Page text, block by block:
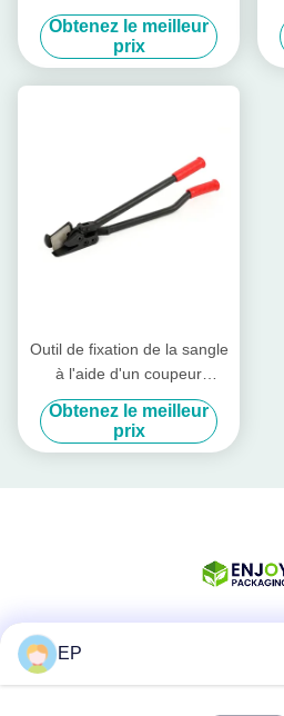
acier, outil, ciseaux à
sangles 9 - 32 mm
Obtenez le meilleur
prix
Outil de fixation de la sangle
à l'aide d'un coupeur
tranchant de 50 mm
Obtenez le meilleur
prix
EP